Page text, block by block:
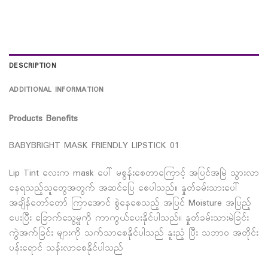
DESCRIPTION
ADDITIONAL INFORMATION
Products Benefits
BABYBRIGHT MASK FRIENDLY LIPSTICK 01
Lip Tint လေးက mask ပေါ် မစွန်းစေတာကြောင့် အပြင်အမြဲ သွားလာ
နေရသည့်သူတွေအတွက် အဆင်ပြေ စေပါသည်။ နှုတ်ခမ်းသားပေါ်
အချိန်တော်တော် ကြာအောင် စွဲနေစေသည့် အပြင် Moisture အပြည့်
ပေးပြီး ‌‌ခြောက်သွေ့မှုကို ကာကွယ်ပေးနိုင်ပါသည်။ နှုတ်ခမ်းသားမဲခြင်း
ကွဲအက်ခြင်း များကို သက်သာစေနိုင်ပါသည် နူးညံ့ ပြီး သဘာဝ အတိုင်း
ပန်းရောင် သန်းလာစေနိုင်ပါသည်